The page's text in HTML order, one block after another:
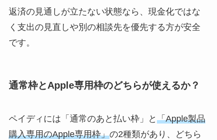
返済の見通しが立たない状態なら、現金化ではな
く支出の見直しや別の相談先を優先する方が安全
です。
通常枠とApple専用枠のどちらが使えるか？
ペイディには「通常のあと払い枠」と 「Apple製品
購入専用のApple専用枠」の2種類があり、どちら